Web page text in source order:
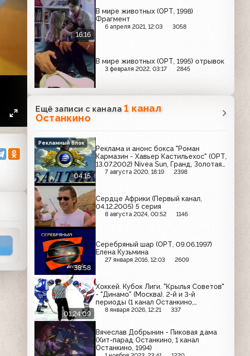
16:16
В мире животных (ОРТ, 1998)
Фрагмент
6 апреля 2021, 12:03 3058
В мире животных (ОРТ, 1995) отрывок
3 февраля 2022, 03:17 2845
Ещё записи с канала1 канал
Останкино
04:15
Реклама и анонс бокса "Роман
Кармазин - Хавьер Кастильехос" (ОРТ,
13.07.2002) Nivea Sun, Гранд, Золотая
бочка, Rich, Радуга, Mynthon, Пикадор,
7 августа 2020, 18:19 2398
Рекламный блок
Сердце Африки (Первый канал,
04.12.2005) 5 серия
8 августа 2024, 00:52 1146
38:58
Серебряный шар (ОРТ, 09.06.1997)
Елена Кузьмина
27 января 2016, 12:03 2609
01:24:09
Хоккей. Кубок Лиги. "Крылья Советов"
- "Динамо" (Москва). 2-й и 3-й
периоды (1 канал Останкино,
01.02.1993)
8 января 2026, 12:21 337
Вячеслав Добрынин - Пиковая дама
(Хит-парад Останкино, 1 канал
Останкино, 1994)